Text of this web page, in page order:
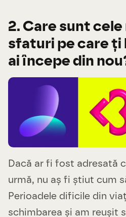
2. Care sunt cele
sfaturi pe care ți
ai începe din
Dacă ar fi fost adresată
urmă, nu aș fi știut cum
Perioadele dificile din
schimbarea și am reușit